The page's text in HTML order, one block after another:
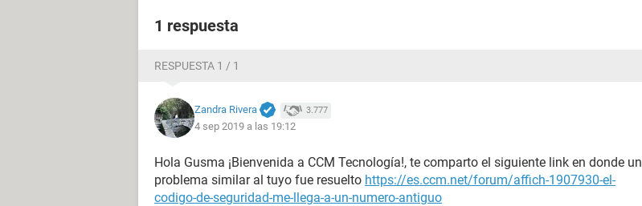
1 respuesta
RESPUESTA 1 / 1
Zandra Rivera 3.777
4 sep 2019 a las 19:12
Hola Gusma ¡Bienvenida a CCM Tecnología!, te comparto el siguiente link en donde un
problema similar al tuyo fue resuelto https://es.ccm.net/forum/affich-1907930-el-
codigo-de-seguridad-me-llega-a-un-numero-antiguo